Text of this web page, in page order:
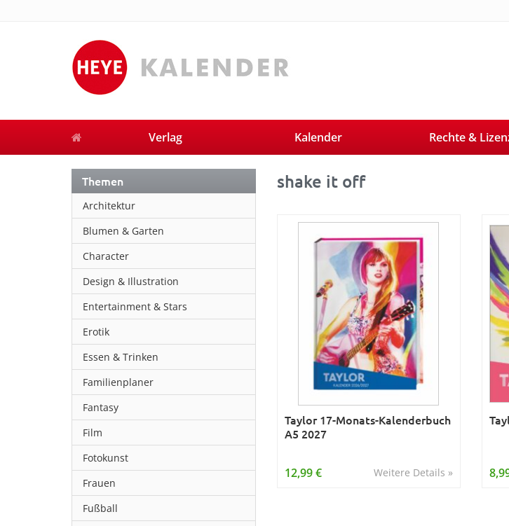
Verlag Kalender Rechte &
Themen
Architektur
Blumen & Garten
Character
Design & Illustration
Entertainment & Stars
Erotik
Essen & Trinken
Familienplaner
Fantasy
Film
Fotokunst
Frauen
Fußball
shake it off
Taylor 17-Monats-Kalenderbuch
A5 2027
Weitere Details »
12,99 €